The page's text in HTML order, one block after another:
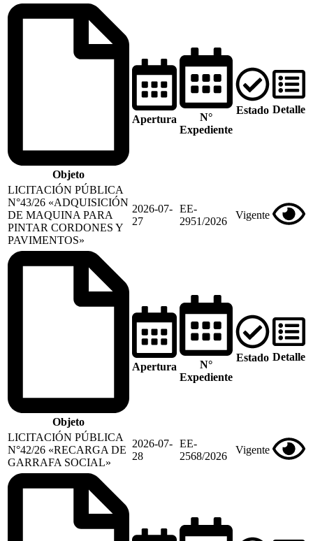
Objeto
Apertura
N°
Expediente
Estado Detalle
LICITACIÓN PÚBLICA
N°43/26 «ADQUISICIÓN
DE MAQUINA PARA
PINTAR CORDONES Y
PAVIMENTOS»
2026-07-
27
EE-
2951/2026
Vigente
Objeto
Apertura
N°
Expediente
Estado Detalle
LICITACIÓN PÚBLICA
N°42/26 «RECARGA DE
GARRAFA SOCIAL»
2026-07-
28
EE-
2568/2026
Vigente